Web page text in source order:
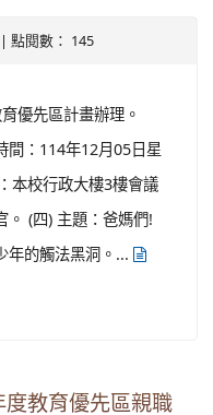
點閱數： 145
優先區計畫辦理。
間：114年12月05日星
本校行政大樓3樓會議
。 (四) 主題：爸媽們!
年的觸法黑洞。...
度教育優先區親職